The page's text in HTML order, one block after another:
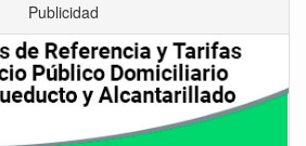
Publicidad